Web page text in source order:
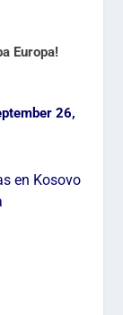
Europa!
26,
en Kosovo